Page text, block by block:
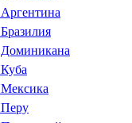
Аргентина
Бразилия
Доминикана
Куба
Мексика
Перу